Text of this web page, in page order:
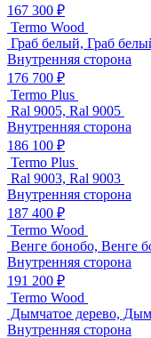
167 300 ₽
Termo Wood
Граб белый, Граб
Внутренняя сторона
176 700 ₽
Termo Plus
Ral 9005, Ral 9005
Внутренняя сторона
186 100 ₽
Termo Plus
Ral 9003, Ral 9003
Внутренняя сторона
187 400 ₽
Termo Wood
Венге бонобо, Венге
Внутренняя сторона
191 200 ₽
Termo Wood
Дымчатое дерево,
Внутренняя сторона